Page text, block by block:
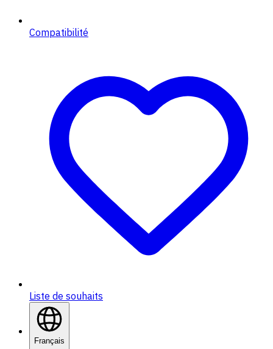
Compatibilité
Liste de souhaits
Français